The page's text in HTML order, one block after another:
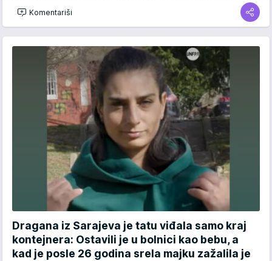
Komentariši
Dragana iz Sarajeva je tatu viđala samo kraj
kontejnera: Ostavili je u bolnici kao bebu, a
kad je posle 26 godina srela majku zažalila je